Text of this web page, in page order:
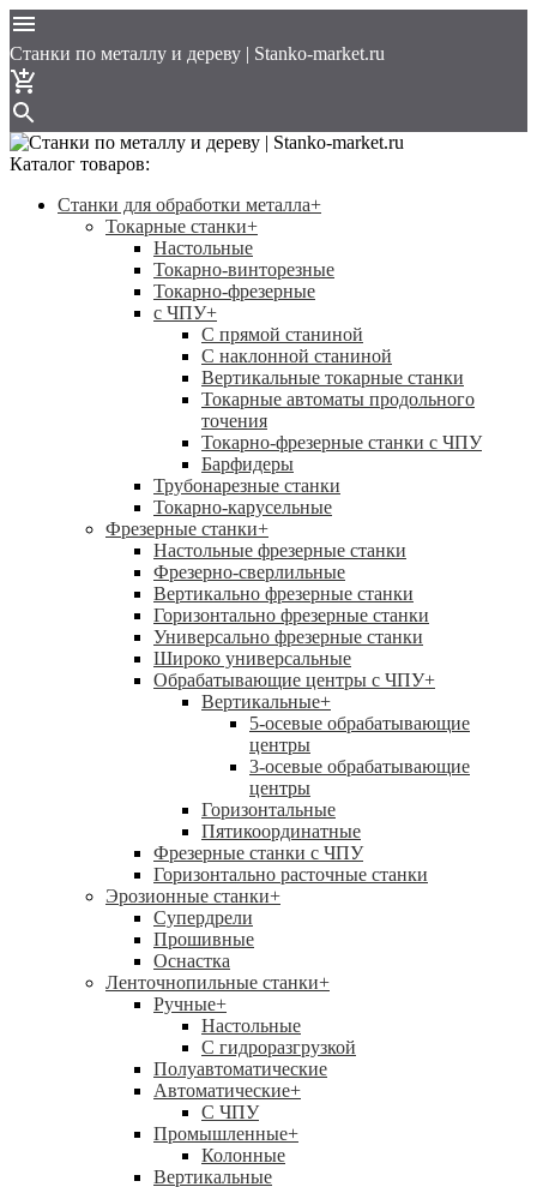
Cтанки по металлу и дереву | Stanko-market.ru
Каталог товаров:
Станки для обработки металла+
Токарные станки+
Настольные
Токарно-винторезные
Токарно-фрезерные
с ЧПУ+
С прямой станиной
C наклонной станиной
Вертикальные токарные станки
Токарные автоматы продольного
точения
Токарно-фрезерные станки с ЧПУ
Барфидеры
Трубонарезные станки
Токарно-карусельные
Фрезерные станки+
Настольные фрезерные станки
Фрезерно-сверлильные
Вертикально фрезерные станки
Горизонтально фрезерные станки
Универсально фрезерные станки
Широко универсальные
Обрабатывающие центры с ЧПУ+
Вертикальные+
5-осевые обрабатывающие
центры
3-осевые обрабатывающие
центры
Горизонтальные
Пятикоординатные
Фрезерные станки с ЧПУ
Горизонтально расточные станки
Эрозионные станки+
Супердрели
Прошивные
Оснастка
Ленточнопильные станки+
Ручные+
Настольные
С гидроразгрузкой
Полуавтоматические
Автоматические+
С ЧПУ
Промышленные+
Колонные
Вертикальные